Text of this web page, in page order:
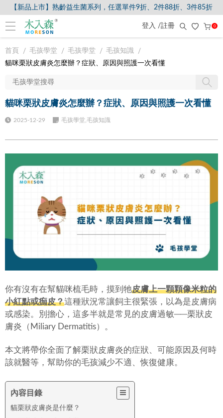
【新品上市】熟齡益生菌系列，任選單件9折、2件88折、3件85折
登入 /註冊 0
首頁 毛孩學堂 毛孩學堂
毛孩知識
貓咪栗狀皮膚炎怎麼辦？症狀、原因與照護一次看懂
貓咪栗狀皮膚炎怎麼辦？症狀、原因與照護一次看懂
2025-12-29 毛孩學堂,毛孩知識
你有沒有在幫貓咪梳毛時，摸到牠皮膚上一顆顆像米粒的
小紅點或痂皮？這種狀況常讓飼主很緊張，以為是皮膚病
或感染。別擔心，這多半就是常見的皮膚過敏──栗狀皮
膚炎（Miliary Dermatitis）。
本文將帶你全面了解栗狀皮膚炎的症狀、可能原因及何時
該就醫等，幫助你的毛孩減少不適、恢復健康。
內容目錄
貓栗狀皮膚炎是什麼？